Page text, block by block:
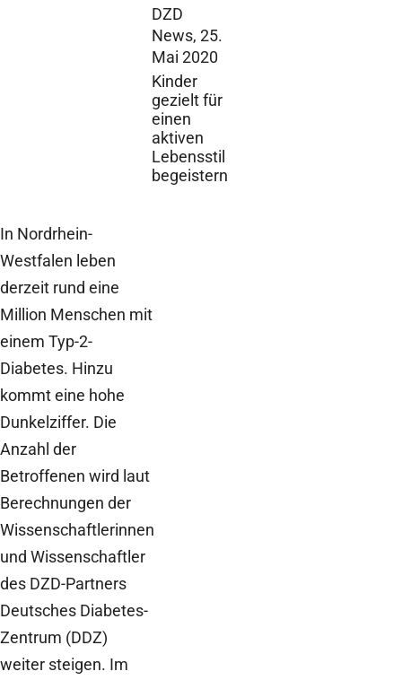
DZD
News, 25.
Mai 2020
Kinder
gezielt für
einen
aktiven
Lebensstil
begeistern
In Nordrhein-
Westfalen leben
derzeit rund eine
Million Menschen mit
einem Typ-2-
Diabetes. Hinzu
kommt eine hohe
Dunkelziffer. Die
Anzahl der
Betroffenen wird laut
Berechnungen der
Wissenschaftlerinnen
und Wissenschaftler
des DZD-Partners
Deutsches Diabetes-
Zentrum (DDZ)
weiter steigen. Im